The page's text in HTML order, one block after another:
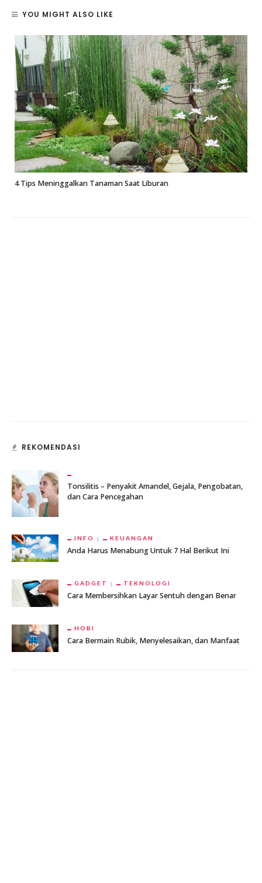
YOU MIGHT ALSO LIKE
4 Tips Meninggalkan Tanaman Saat Liburan
REKOMENDASI
Tonsilitis – Penyakit Amandel, Gejala, Pengobatan,
dan Cara Pencegahan
INFO KEUANGAN
Anda Harus Menabung Untuk 7 Hal Berikut Ini
GADGET TEKNOLOGI
Cara Membersihkan Layar Sentuh dengan Benar
HOBI
Cara Bermain Rubik, Menyelesaikan, dan Manfaat